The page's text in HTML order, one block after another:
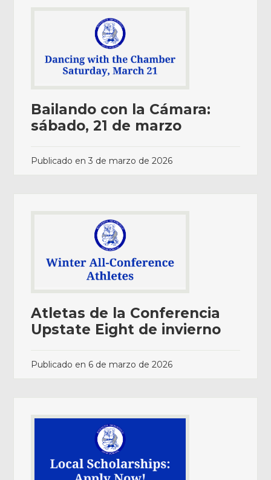
Bailando con la Cámara:
sábado, 21 de marzo
Publicado en3 de marzo de 2026
Atletas de la Conferencia
Upstate Eight de invierno
Publicado en 6 de marzo de 2026